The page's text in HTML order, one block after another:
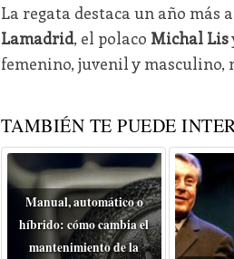
La regata destaca un año más
Lamadrid, el polaco Michal Lis
femenino, juvenil y masculino,
TAMBIÉN TE PUEDE
Manual, automático o
híbrido: cómo cambia el
mantenimiento de la